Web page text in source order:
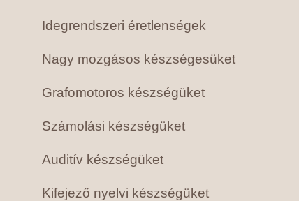
Idegrendszeri éretlenségek
Nagy mozgásos készségesüket
Grafomotoros készségüket
Számolási készségüket
Auditív készségüket
Kifejező nyelvi készségüket